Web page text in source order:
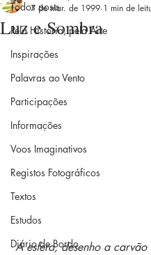
Todos posts
Pela História, pela Arte
Inspirações
Palavras ao Vento
Participações
Informações
Voos Imaginativos
Registos Fotográficos
Textos
Estudos
Diário de Bordo
Luz e Sombra
7 de mar. de 1999 1 min de
A esfera, desenho a carvão